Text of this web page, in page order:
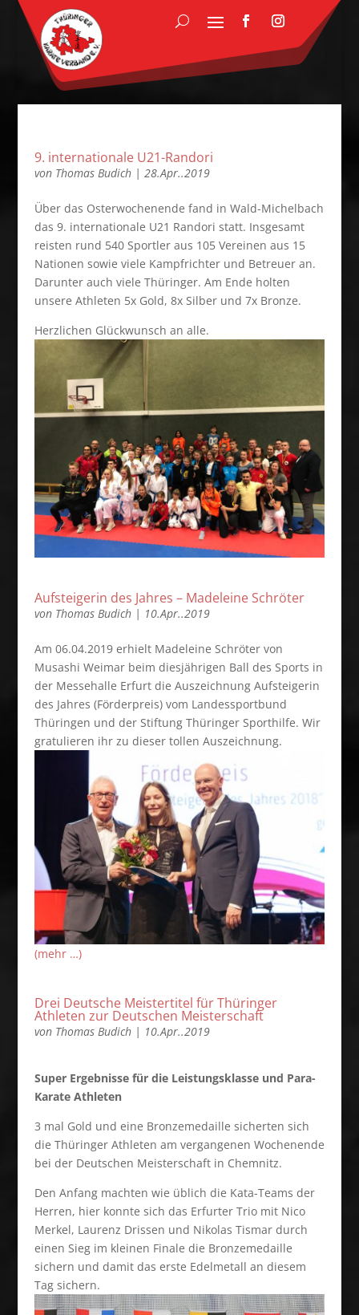
9. internationale U21-Randori
von Thomas Budich| 28.Apr..2019
Über das Osterwochenende fand in Wald-Michelbach
das 9. internationale U21 Randori statt. Insgesamt
reisten rund 540 Sportler aus 105 Vereinen aus 15
Nationen sowie viele Kampfrichter und Betreuer an.
Darunter auch viele Thüringer. Am Ende holten
unsere Athleten 5x Gold, 8x Silber und 7x Bronze.
Herzlichen Glückwunsch an alle.
Aufsteigerin des Jahres – Madeleine Schröter
von Thomas Budich| 10.Apr..2019
Am 06.04.2019 erhielt Madeleine Schröter von
Musashi Weimar beim diesjährigen Ball des Sports in
der Messehalle Erfurt die Auszeichnung Aufsteigerin
des Jahres (Förderpreis) vom Landessportbund
Thüringen und der Stiftung Thüringer Sporthilfe. Wir
gratulieren ihr zu dieser tollen Auszeichnung.
(mehr …)
Drei Deutsche Meistertitel für Thüringer
Athleten zur Deutschen Meisterschaft
von Thomas Budich| 10.Apr..2019
Super Ergebnisse für die Leistungsklasse und Para-
Karate Athleten
3 mal Gold und eine Bronzemedaille sicherten sich
die Thüringer Athleten am vergangenen Wochenende
bei der Deutschen Meisterschaft in Chemnitz.
Den Anfang machten wie üblich die Kata-Teams der
Herren, hier konnte sich das Erfurter Trio mit Nico
Merkel, Laurenz Drissen und Nikolas Tismar durch
einen Sieg im kleinen Finale die Bronzemedaille
sichern und damit das erste Edelmetall an diesem
Tag sichern.